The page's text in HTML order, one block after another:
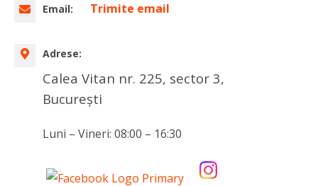
Email: Trimite email
Adrese:
Calea Vitan nr. 225, sector 3,
București
Luni – Vineri: 08:00 – 16:30